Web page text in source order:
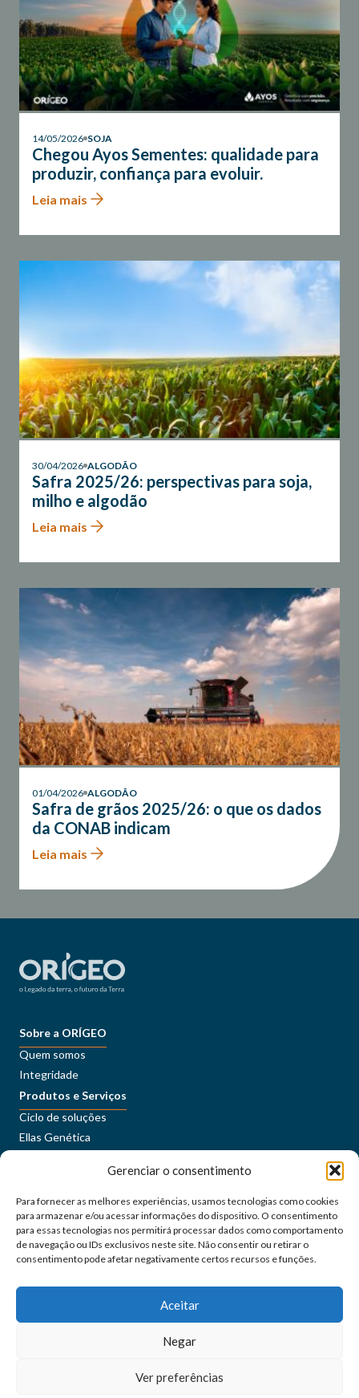
Gerenciar o consentimento
Para fornecer as melhores experiências, usamos tecnologias como cookies
para armazenar e/ou acessar informações do dispositivo. O consentimento
para essas tecnologias nos permitirá processar dados como comportamento
de navegação ou IDs exclusivos neste site. Não consentir ou retirar o
consentimento pode afetar negativamente certos recursos e funções.
Aceitar
Negar
Ver preferências
14/05/2026 SOJA
Chegou Ayos Sementes: qualidade para
produzir, confiança para evoluir.
Leia mais
30/04/2026 ALGODÃO
Safra 2025/26: perspectivas para soja,
milho e algodão
Leia mais
01/04/2026 ALGODÃO
Safra de grãos 2025/26: o que os dados
da CONAB indicam
Leia mais
Sobre a ORÍGEO
Quem somos
Integridade
Produtos e Serviços
Ciclo de soluções
Ellas Genética
Carreiras
ORÍGEO+
Portal do Cliente Fale Conosco
Siga as nossas redes sociais